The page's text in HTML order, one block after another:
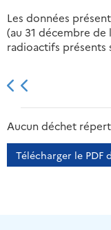
Les données
(au 31 décembre de
radioactifs présents
2013
Aucun déchet
Télécharger le PDF